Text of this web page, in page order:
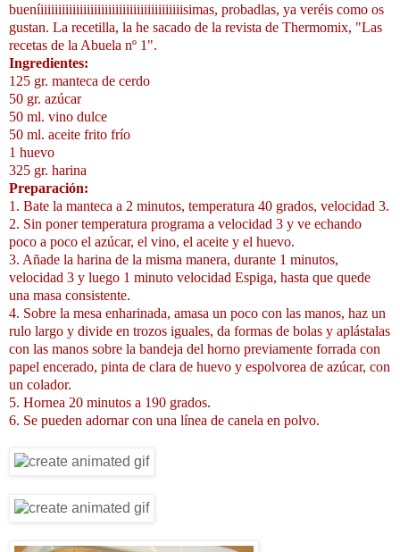
bueníiiiiiiiiiiiiiiiiiiiiiiiiiiiiiiiiiiiiiiiisimas, probadlas, ya veréis como os
gustan. La recetilla, la he sacado de la revista de Thermomix, "Las
recetas de la Abuela nº 1".
Ingredientes:
125 gr. manteca de cerdo
50 gr. azúcar
50 ml. vino dulce
50 ml. aceite frito frío
1 huevo
325 gr. harina
Preparación:
1. Bate la manteca a 2 minutos, temperatura 40 grados, velocidad 3.
2. Sin poner temperatura programa a velocidad 3 y ve echando
poco a poco el azúcar, el vino, el aceite y el huevo.
3. Añade la harina de la misma manera, durante 1 minutos,
velocidad 3 y luego 1 minuto velocidad Espiga, hasta que quede
una masa consistente.
4. Sobre la mesa enharinada, amasa un poco con las manos, haz un
rulo largo y divide en trozos iguales, da formas de bolas y aplástalas
con las manos sobre la bandeja del horno previamente forrada con
papel encerado, pinta de clara de huevo y espolvorea de azúcar, con
un colador.
5. Hornea 20 minutos a 190 grados.
6. Se pueden adornar con una línea de canela en polvo.